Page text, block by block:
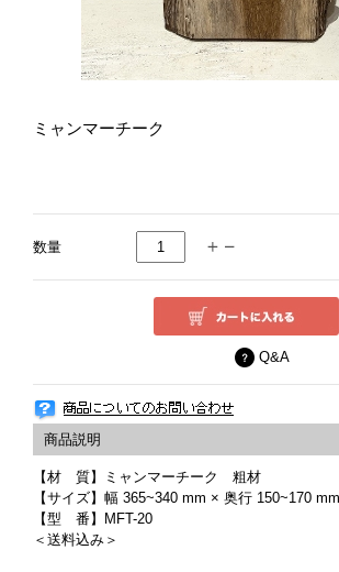
ミャンマーチーク
数量
Q&A
【材 質】ミャンマーチーク 粗材
【サイズ】幅 365~340 mm × 奥行 150~170
【型 番】MFT-20
＜送料込み＞